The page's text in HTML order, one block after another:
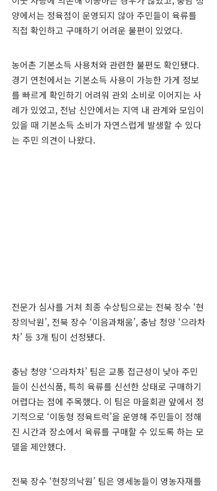
양에서는 정육점이 운영되지 않아 주민들이 육류를
직접 확인하고 구매하기 어려운 불편이 있었다.
농어촌 기본소득 사용처와 관련한 불편도 확인됐다.
경기 연천에서는 기본소득 사용이 가능한 가게 정보
를 빠르게 확인하기 어려워 관외 소비로 이어지는 사
례가 있었고, 전남 신안에서는 지역 내 관계와 모임이
있을 때 기본소득 소비가 자연스럽게 발생할 수 있다
는 주민 의견이 나왔다.
전문가 심사를 거쳐 최종 수상팀으로는 전북 장수 ‘현
장의낙원’, 전북 장수 ‘이음과채움’, 충남 청양 ‘으라차
차’ 등 3개 팀이 선정됐다.
충남 청양 ‘으라차차’ 팀은 교통 접근성이 낮아 주민
들이 신선식품, 특히 육류를 신선한 상태로 구매하기
어렵다는 점에 주목했다. 이 팀은 마을회관 앞에서 정
기적으로 ‘이동형 정육트럭’을 운영해 주민들이 정해
진 시간과 장소에서 육류를 구매할 수 있도록 하는 모
델을 제안했다.
전북 장수 ‘현장의낙원’ 팀은 영세농들이 영농자재를